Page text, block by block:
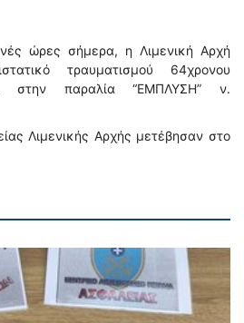
ώρες σήμερα, η Λιμενική Αρχή
τραυματισμού 64χρονου
στην παραλία “ΕΜΠΛΥΣΗ” ν.
Λιμενικής Αρχής μετέβησαν στο